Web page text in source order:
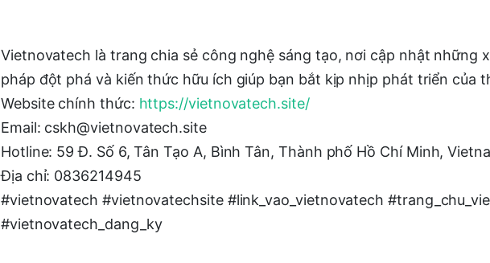
Vietnovatech là trang chia sẻ công nghệ sáng tạo, nơi cập nhật những
pháp đột phá và kiến thức hữu ích giúp bạn bắt kịp nhịp phát triển của
Website chính thức: https://vietnovatech.site/
Email: cskh@vietnovatech.site
Hotline: 59 Đ. Số 6, Tân Tạo A, Bình Tân, Thành phố Hồ Chí Minh,
Địa chỉ: 0836214945
#vietnovatech #vietnovatechsite #link_vao_vietnovatech
#vietnovatech_dang_ky